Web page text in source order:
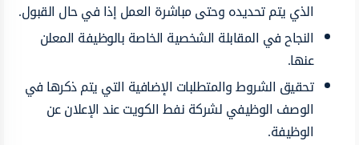
الذي يتم تحديده وحتى مباشرة العمل إذا في حال القبول.
النجاح في المقابلة الشخصية الخاصة بالوظيفة المعلن
عنها.
تحقيق الشروط والمتطلبات الإضافية التي يتم ذكرها في
الوصف الوظيفي لشركة نفط الكويت عند الإعلان عن
الوظيفة.